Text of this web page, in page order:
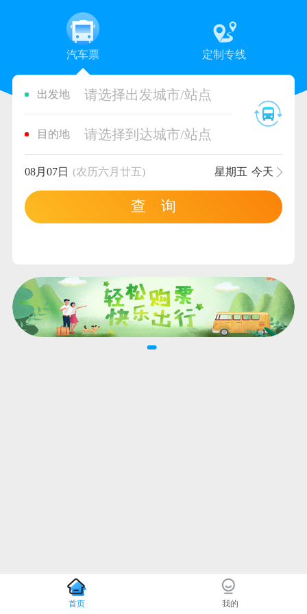
汽车票 定制专线
出发地 请选择出发城市/站点
目的地 请选择到达城市/站点
08月07日 (农历六月廿五) 星期五 今天
查 询
首页 我的